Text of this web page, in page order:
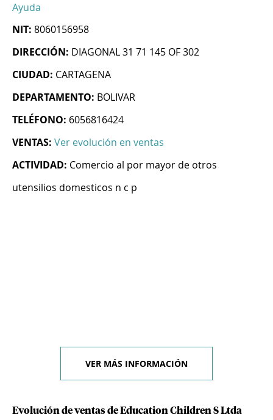
Ayuda
NIT: 8060156958
DIRECCIÓN: DIAGONAL 31 71 145 OF 302
CIUDAD: CARTAGENA
DEPARTAMENTO: BOLIVAR
TELÉFONO: 6056816424
VENTAS: Ver evolución en ventas
ACTIVIDAD: Comercio al por mayor de otros
utensilios domesticos n c p
VER MÁS INFORMACIÓN
Evolución de ventas de Education Children S Ltda